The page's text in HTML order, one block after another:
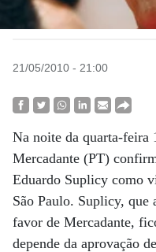
21/05/2010 - 21:00
Na noite da quarta-feira
Mercadante (PT)
Eduardo Suplicy como
São Paulo. Suplicy, que
favor de Mercadante,
depende da aprovação